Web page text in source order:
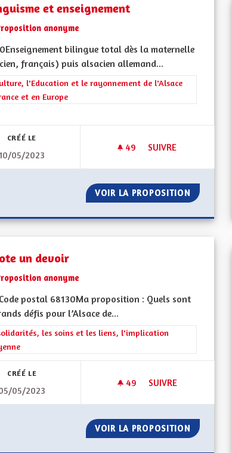
et enseignement
anonyme
bilingue total dès la maternelle
français) puis alsacien allemand...
les résultats de la catégorie : La Culture, l'Education et le
l'Education et le rayonnement de l'Alsace
et en Europe
CRÉÉ LE
05/2023
49 49 ABONNÉS
SUIVRE
BILINGUISME ET
VOIR LA PROPOSITION
un devoir
anonyme
postal 68130Ma proposition : Quels sont
défis pour l’Alsace de...
les résultats de la catégorie : Les solidarités, les soins et
les soins et les liens, l'implication
CRÉÉ LE
05/2023
49 49 ABONNÉS
SUIVRE
VOIR LA PROPOSITION LE VOTE